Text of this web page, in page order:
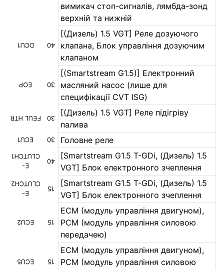
вимикач стоп-сигналів, лямбда-зонд
верхній та нижній
DCU1 40
[(Дизель) 1.5 VGT] Реле дозуючого
клапана, Блок управління дозуючим
клапаном
EOP 30
[(Smartstream G1.5)] Електронний
масляний насос (лише для
специфікації CVT ISG)
FEUL HTR 30
[(Дизель) 1.5 VGT] Реле підігріву
палива
ECU1 30 Головне реле
E-
CLUTCH1
40
[Smartstream G1.5 T-GDi, (Дизель) 1.5
VGT] Блок електронного зчеплення
E-
CLUTCH2
15
[Smartstream G1.5 T-GDi, (Дизель) 1.5
VGT] Блок електронного зчеплення
ECU2 15
ECM (модуль управління двигуном),
PCM (модуль управління силовою
передачею)
ECU5 15
ECM (модуль управління двигуном),
PCM (модуль управління силовою